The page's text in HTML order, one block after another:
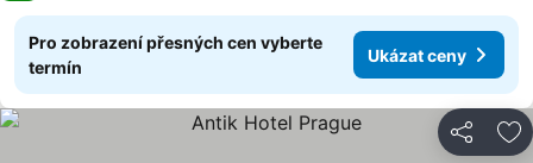
Pro zobrazení přesných cen vyberte
termín
Ukázat ceny
Sdílet